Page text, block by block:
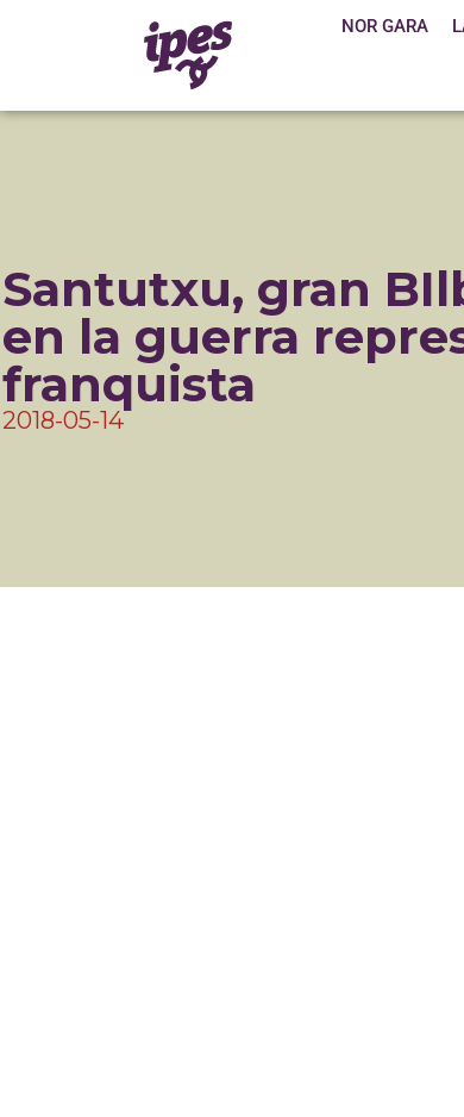
NOR GARA
Santutxu, gran
en la guerra
franquista
2018-05-14